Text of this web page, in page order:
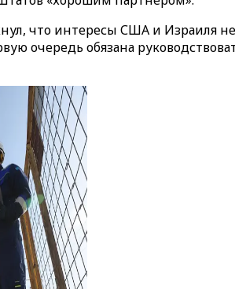
что интересы США и Израиля
очередь обязана